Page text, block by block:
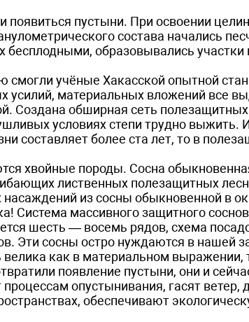
появиться пустыни. При освоении
состава начались
бесплодными, образовывались
смогли учёные Хакасской опытной
усилий, материальных вложений все
Создана обширная сеть
условиях степи трудно выжить.
составляет более ста лет, то в
хвойные породы. Сосна
лиственных полезащитных
из сосны обыкновенной в
Система массивного защитного
шесть — восемь рядов, схема
Эти сосны остро нуждаются в нашей
как в материальном
появление пустыни, они и
процессам опустынивания, гасят
обеспечивают